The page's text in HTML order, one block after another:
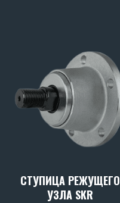
СТУПИЦА РЕЖУЩЕГО
УЗЛА SKR